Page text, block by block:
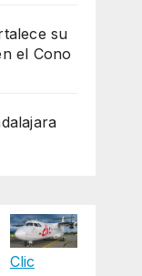
su
el Cono
Clic